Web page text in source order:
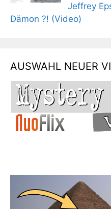
Jeffrey
Dämon ?! (Video)
AUSWAHL NEUER